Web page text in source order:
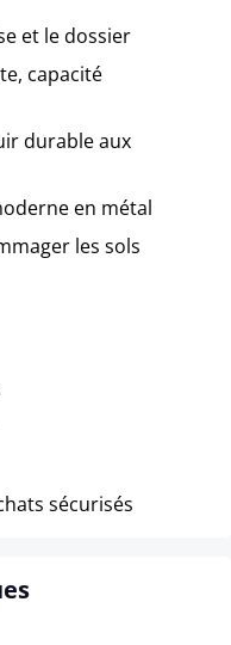
et le dossier
capacité
durable aux
en métal
les sols
sécurisés